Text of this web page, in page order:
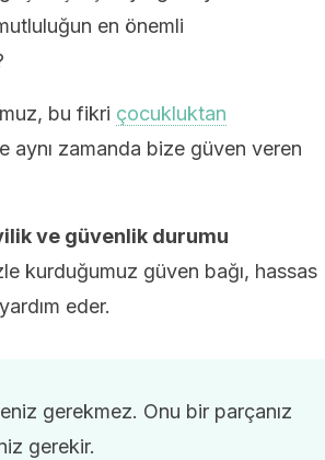
en önemli
bu fikri çocukluktan
aynı zamanda bize güven veren
ve güvenlik durumu
kurduğumuz güven bağı, hassas
eder.
gerekmez. Onu bir parçanız
gerekir.